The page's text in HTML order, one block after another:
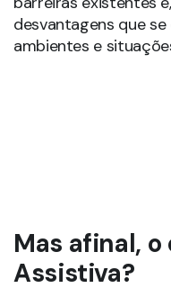
desvantagens que
ambientes e
de característica
produtos, recursos,
práticas e serviços